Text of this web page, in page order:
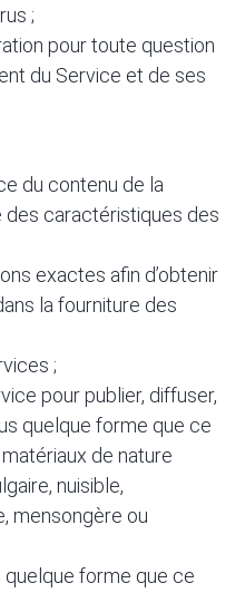
;
pour toute question
du Service et de ses
du contenu de la
des caractéristiques des
exactes afin d’obtenir
la fourniture des
;
pour publier, diffuser,
quelque forme que ce
de nature
nuisible,
mensongère ou
quelque forme que ce